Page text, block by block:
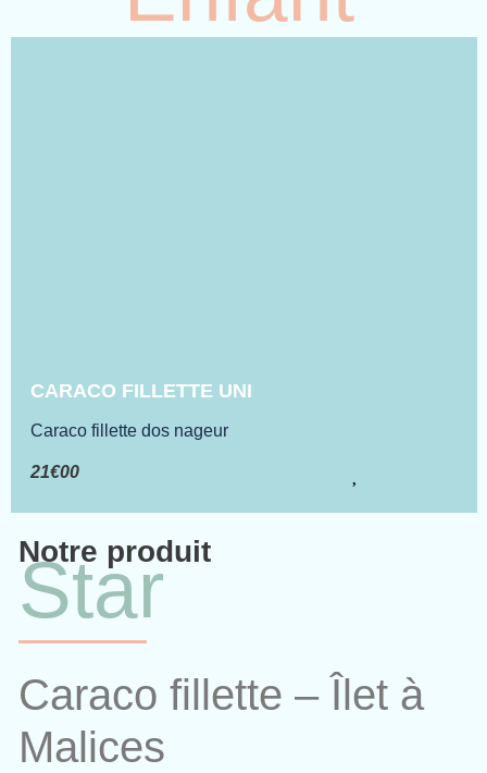
CARACO FILLETTE UNI
Caraco fillette dos nageur
21€00
Notre produit
Star
Caraco fillette – Îlet à
Malices